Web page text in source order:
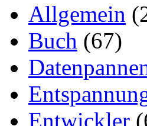
Allgemein
Buch (67)
Entwickler